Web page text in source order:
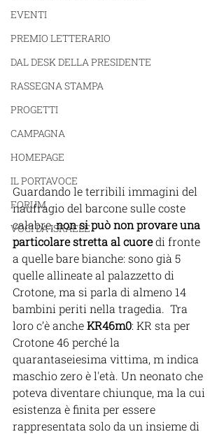
EVENTI
PREMIO LETTERARIO
DAL DESK DELLA PRESIDENTE
RASSEGNA STAMPA
PROGETTI
CAMPAGNA
HOMEPAGE
IL PORTAVOCE
FORUM
VOCI DA ISRAELE
Guardando le terribili immagini del
naufragio del barcone sulle coste
calabre, non si può non provare una
particolare stretta al cuore di fronte
a quelle bare bianche: sono già 5
quelle allineate al palazzetto di
Crotone, ma si parla di almeno 14
bambini periti nella tragedia.  Tra
loro c’è anche KR46m0: KR sta per
Crotone 46 perché la
quarantaseiesima vittima, m indica
maschio zero è l'età. Un neonato che
poteva diventare chiunque, ma la cui
esistenza è finita per essere
rappresentata solo da un insieme di